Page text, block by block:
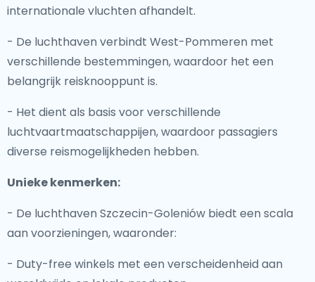
internationale vluchten afhandelt.
- De luchthaven verbindt West-Pommeren met
verschillende bestemmingen, waardoor het een
belangrijk reisknooppunt is.
- Het dient als basis voor verschillende
luchtvaartmaatschappijen, waardoor passagiers
diverse reismogelijkheden hebben.
Unieke kenmerken:
- De luchthaven Szczecin-Goleniów biedt een scala
aan voorzieningen, waaronder:
- Duty-free winkels met een verscheidenheid aan